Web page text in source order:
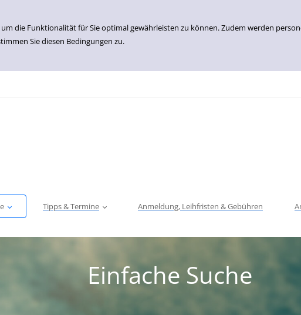
die Funktionalität für Sie optimal gewährleisten zu können. Zudem werden
Sie diesen Bedingungen zu.
Tipps & Termine Anmeldung, Leihfristen & Gebühren
Einfache Suche